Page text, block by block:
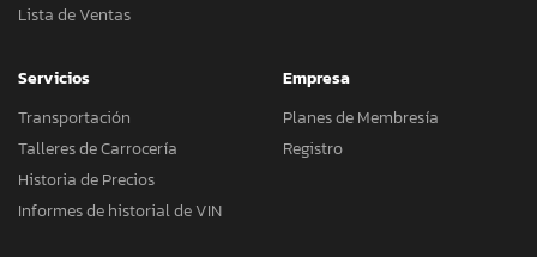
Lista de Ventas
Servicios
Transportación
Talleres de Carrocería
Historia de Precios
Informes de historial de VIN
Empresa
Planes de Membresía
Registro